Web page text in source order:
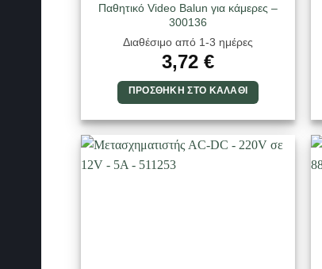
Παθητικό Video Balun για κάμερες –
300136
Διαθέσιμο από 1-3 ημέρες
3,72 €
ΠΡΟΣΘΉΚΗ ΣΤΟ ΚΑΛΆΘΙ